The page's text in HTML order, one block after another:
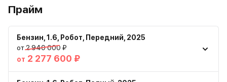
Прайм
Бензин 1.6 Робот Передний 2025
от 2 940 000 ₽
от 2 277 600 ₽